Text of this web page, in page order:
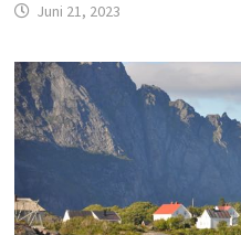
Juni 21, 2023